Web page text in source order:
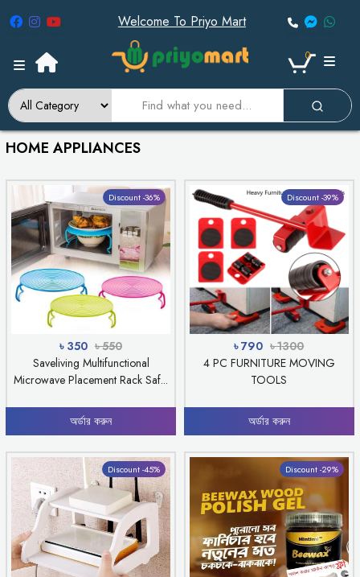
Welcome To Priyo Mart
0
HOME APPLIANCES
Discount -36%
৳ 350 ৳ 550
Saveliving Multifunctional
Microwave Placement Rack Saf...
অর্ডার করুন
Discount -39%
৳ 790 ৳ 1300
4 PC FURNITURE MOVING
TOOLS
অর্ডার করুন
Discount -45% Discount -29%